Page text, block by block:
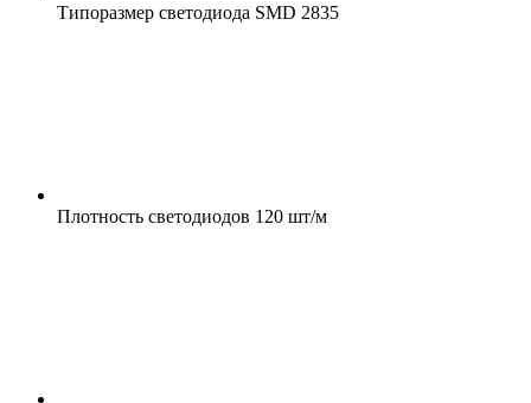
Типоразмер светодиода SMD 2835
Плотность светодиодов 120 шт/м